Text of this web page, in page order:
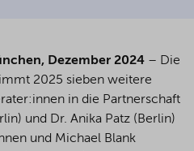
of our website.
settings and our
Dezember 2024 – Die
2025 sieben weitere
in die Partnerschaft
und Dr. Anika Patz (Berlin)
und Michael Blank